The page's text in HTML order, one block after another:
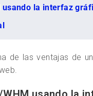
usando la interfaz
de las ventajas de un